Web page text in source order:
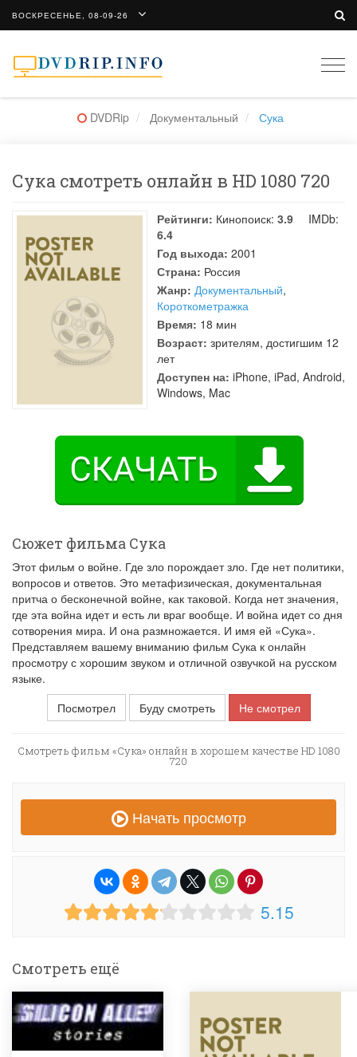
ВОСКРЕСЕНЬЕ, 08-09-26
DVDRip Документальный Сука
Сука смотреть онлайн в HD 1080 720
Рейтинги: Кинопоиск: 3.9
IMDb:
6.4
Год выхода: 2001
Страна: Россия
Жанр: Документальный,
Короткометражка
Время: 18 мин
Возраст: зрителям, достигшим 12
лет
Доступен на: iPhone, iPad, Android,
Windows, Mac
Сюжет фильма Сука
Этот фильм о войне. Где зло порождает зло. Где нет политики,
вопросов и ответов. Это метафизическая, документальная
притча о бесконечной войне, как таковой. Когда нет значения,
где эта война идет и есть ли враг вообще. И война идет со дня
сотворения мира. И она размножается. И имя ей «Сука».
Представляем вашему вниманию фильм Сука к онлайн
просмотру с хорошим звуком и отличной озвучкой на русском
языке.
Посмотрел
Буду смотреть Не смотрел
Смотреть фильм «Сука» онлайн в хорошем качестве HD 1080
720
Начать просмотр
5.15
Смотреть ещё